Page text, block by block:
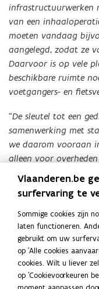
infrastructuurwerken
van een
moeten vandaag
aangelegd, zodat ze
Daarvoor is op vele
beschikbare ruimte
voetgangers- en
“De sleutel tot een
samenwerking met
we daarom vooraan
alleen voor
wielertoeristen en
naar elkaar toe.
betere
D’haese,
Voor meer
Deel deze pagina
Vlaanderen.be
surfervaring te
Sommige cookies zijn
laten functioneren.
gebruikt om uw
op 'Alle cookies
cookies. Wilt u liever
op 'Cookievoorkeuren